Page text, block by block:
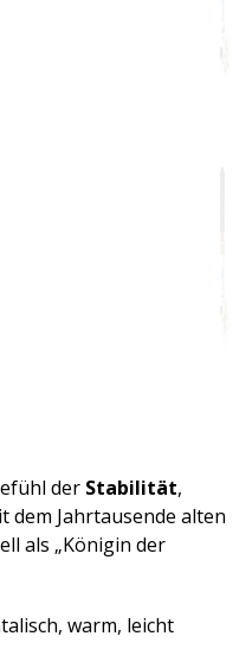
der Stabilität,
dem Jahrtausende alten
als „Königin der
warm, leicht